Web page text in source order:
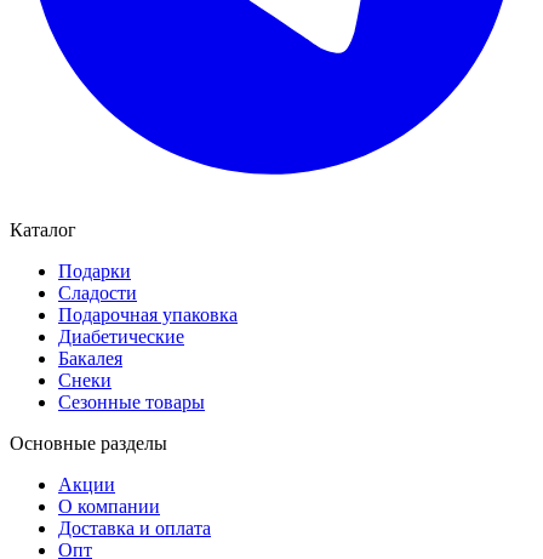
Каталог
Подарки
Сладости
Подарочная упаковка
Диабетические
Бакалея
Снеки
Сезонные товары
Основные разделы
Акции
О компании
Доставка и оплата
Опт